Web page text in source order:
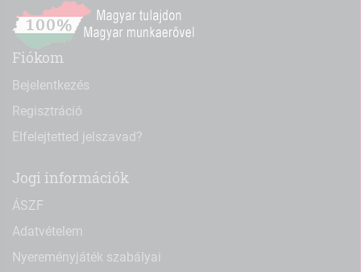
Fiókom
Bejelentkezés
Regisztráció
Elfelejtetted jelszavad?
Jogi információk
ÁSZF
Adatvételem
Nyereményjáték szabályai